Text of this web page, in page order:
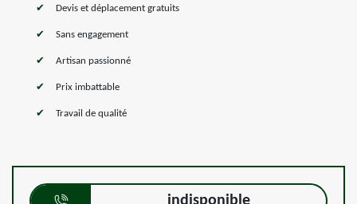
Devis et déplacement gratuits
Sans engagement
Artisan passionné
Prix imbattable
Travail de qualité
indisponible